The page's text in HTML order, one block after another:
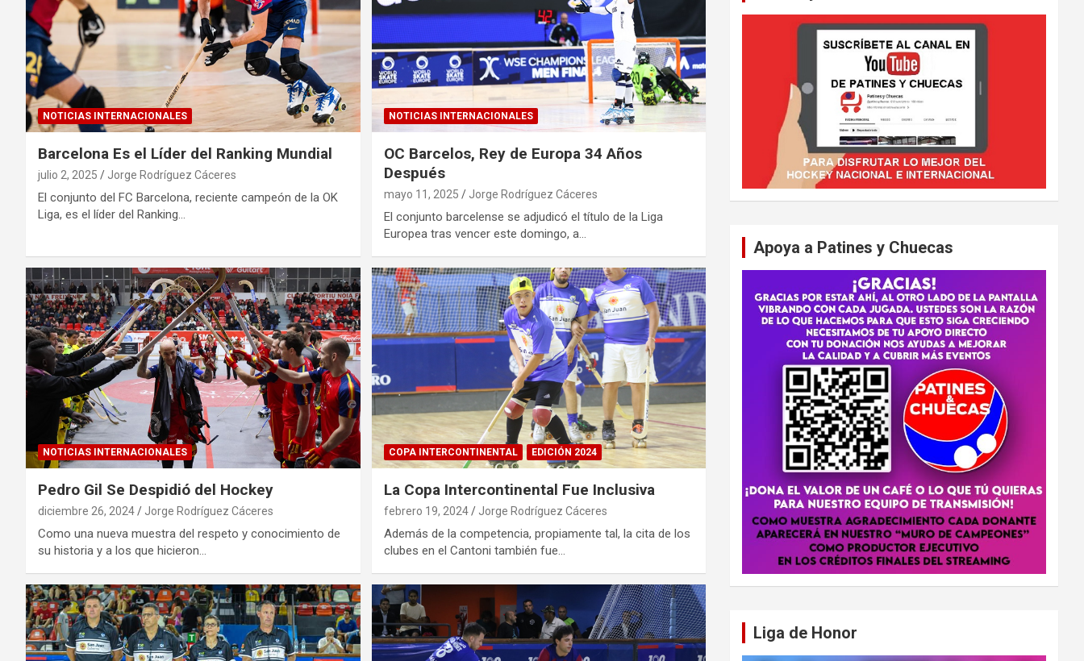
NOTICIAS INTERNACIONALES
Barcelona Es el Líder del Ranking Mundial
julio 2, 2025 Jorge Rodríguez Cáceres
El conjunto del FC Barcelona, reciente campeón de la OK
Liga, es el líder del Ranking…
NOTICIAS INTERNACIONALES
OC Barcelos, Rey de Europa 34 Años
Después
mayo 11, 2025 Jorge Rodríguez Cáceres
El conjunto barcelense se adjudicó el título de la Liga
Europea tras vencer este domingo, a…
NOTICIAS INTERNACIONALES
Pedro Gil Se Despidió del Hockey
diciembre 26, 2024 Jorge Rodríguez Cáceres
Como una nueva muestra del respeto y conocimiento de
su historia y a los que hicieron…
COPA INTERCONTINENTAL EDICIÓN 2024
La Copa Intercontinental Fue Inclusiva
febrero 19, 2024 Jorge Rodríguez Cáceres
Además de la competencia, propiamente tal, la cita de los
clubes en el Cantoni también fue…
Apoya a Patines y Chuecas
Liga de Honor